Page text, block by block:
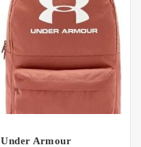
Under Armour